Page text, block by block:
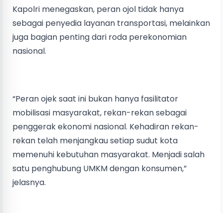
Kapolri menegaskan, peran ojol tidak hanya
sebagai penyedia layanan transportasi, melainkan
juga bagian penting dari roda perekonomian
nasional.
“Peran ojek saat ini bukan hanya fasilitator
mobilisasi masyarakat, rekan-rekan sebagai
penggerak ekonomi nasional. Kehadiran rekan-
rekan telah menjangkau setiap sudut kota
memenuhi kebutuhan masyarakat. Menjadi salah
satu penghubung UMKM dengan konsumen,”
jelasnya.